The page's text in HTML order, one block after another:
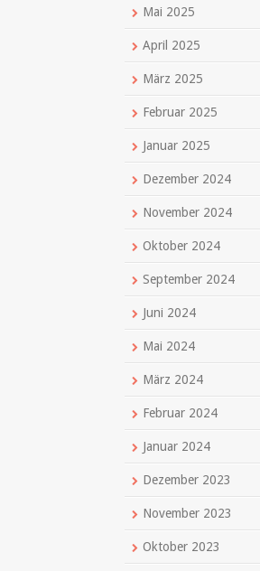
Mai 2025
April 2025
März 2025
Februar 2025
Januar 2025
Dezember 2024
November 2024
Oktober 2024
September 2024
Juni 2024
Mai 2024
März 2024
Februar 2024
Januar 2024
Dezember 2023
November 2023
Oktober 2023